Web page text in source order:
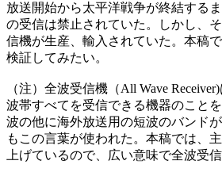
放送開始から太平洋戦争が終結する
の受信は禁止されていた。しかし、
信機が生産、輸入されていた。本稿
検証してみたい。
（注）全波受信機（All Wave
波帯すべてを受信できる機器のこと
波の他に海外放送用の短波のバンド
もこの言葉が使われた。本稿では、
上げているので、広い意味で全波受